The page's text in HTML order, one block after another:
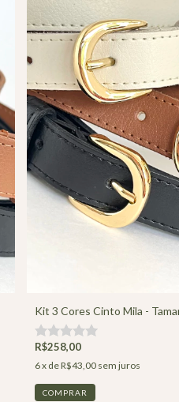
Kit 3 Cores Cinto Mila -
R$258,00
6x deR$43,00 sem juros